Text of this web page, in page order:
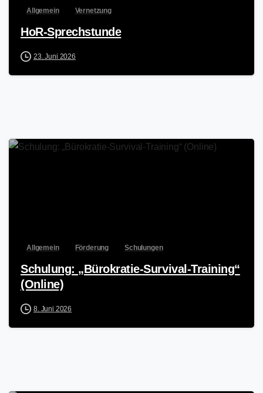
Allgemein Vernetzung
HoR-Sprechstunde
23. Juni 2026
Allgemein Förderung Schulungen
Schulung: „Bürokratie-Survival-Training“
(Online)
8. Juni 2026